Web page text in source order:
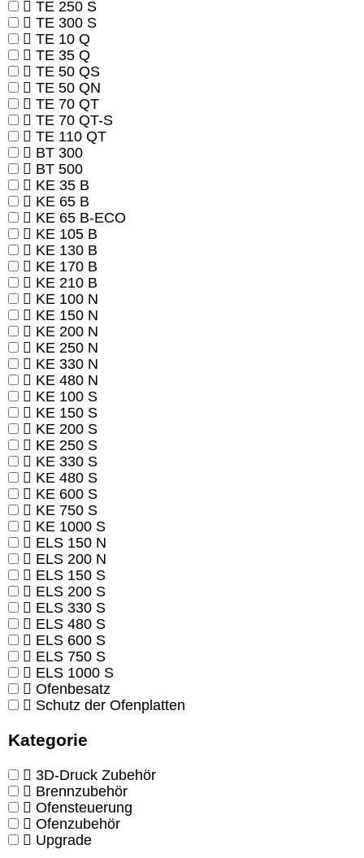
TE 250 S
TE 300 S
TE 10 Q
TE 35 Q
TE 50 QS
TE 50 QN
TE 70 QT
TE 70 QT-S
TE 110 QT
BT 300
BT 500
KE 35 B
KE 65 B
KE 65 B-ECO
KE 105 B
KE 130 B
KE 170 B
KE 210 B
KE 100 N
KE 150 N
KE 200 N
KE 250 N
KE 330 N
KE 480 N
KE 100 S
KE 150 S
KE 200 S
KE 250 S
KE 330 S
KE 480 S
KE 600 S
KE 750 S
KE 1000 S
ELS 150 N
ELS 200 N
ELS 150 S
ELS 200 S
ELS 330 S
ELS 480 S
ELS 600 S
ELS 750 S
ELS 1000 S
Ofenbesatz
Schutz der Ofenplatten
Kategorie
3D-Druck Zubehör
Brennzubehör
Ofensteuerung
Ofenzubehör
Upgrade